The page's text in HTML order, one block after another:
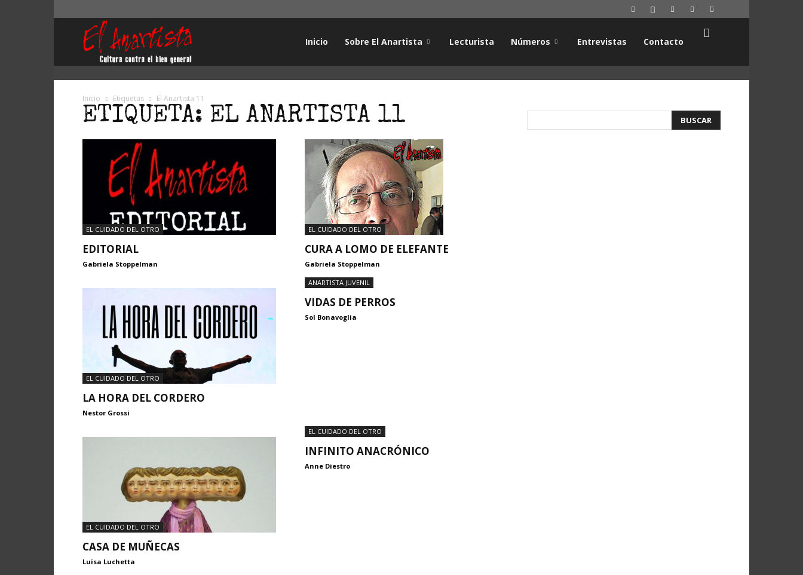
Inicio Sobre El Anartista Lecturista Números Entrevistas Contacto
Inicio Etiquetas El Anartista 11
ETIQUETA: EL ANARTISTA 11
EL CUIDADO DEL OTRO
EDITORIAL
Gabriela Stoppelman
EL CUIDADO DEL OTRO
CURA A LOMO DE ELEFANTE
Gabriela Stoppelman
EL CUIDADO DEL OTRO
LA HORA DEL CORDERO
Nestor Grossi
ANARTISTA JUVENIL
VIDAS DE PERROS
Sol Bonavoglia
EL CUIDADO DEL OTRO
CASA DE MUÑECAS
Luisa Luchetta
EL CUIDADO DEL OTRO
INFINITO ANACRÓNICO
Anne Diestro